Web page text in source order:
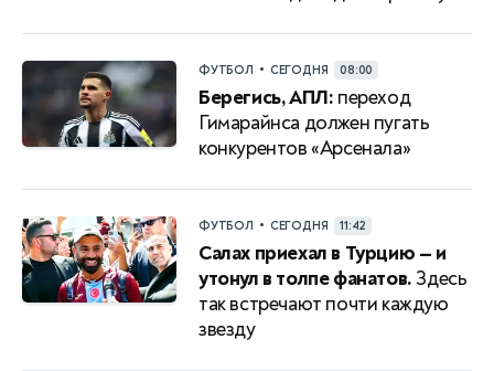
ФУТБОЛ • СЕГОДНЯ 08:00
Берегись, АПЛ: переход
Гимарайнса должен пугать
конкурентов «Арсенала»
ФУТБОЛ • СЕГОДНЯ 11:42
Салах приехал в Турцию — и
утонул в толпе фанатов.Здесь
так встречают почти каждую
звезду